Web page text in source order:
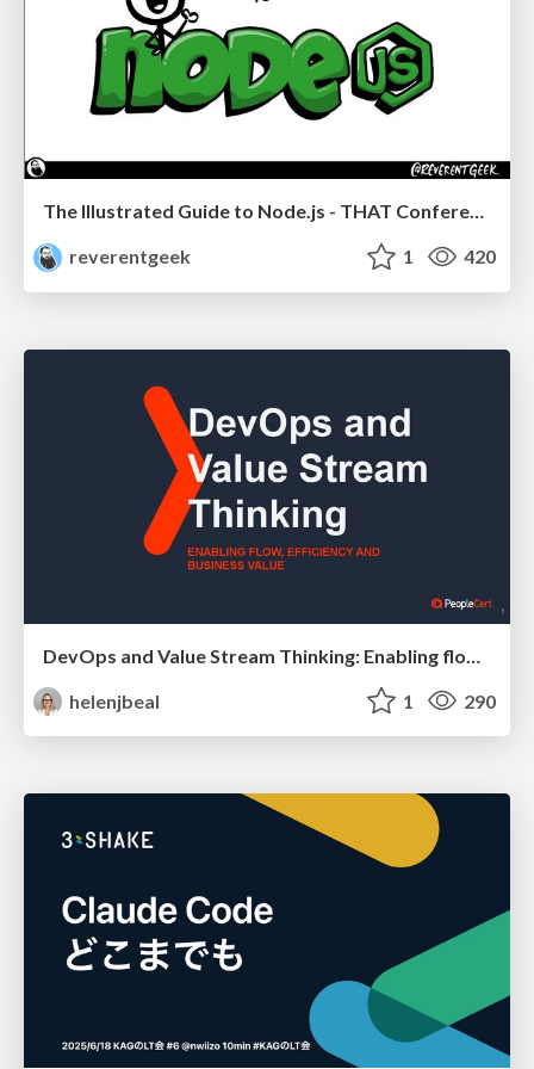
The Illustrated Guide to Node.js - THAT Conference 2024
reverentgeek
1 420
helenjbeal
1 290